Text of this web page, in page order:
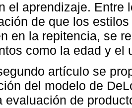
el aprendizaje. Entre
de que los
en la repitencia, se
como la edad y el
artículo se
del modelo de
evaluación de